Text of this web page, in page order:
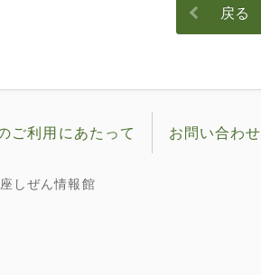
戻る
ご利用にあたって お問い合わせ
しぜん情報館